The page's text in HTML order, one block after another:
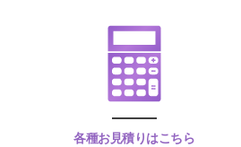
各種お見積りはこちら